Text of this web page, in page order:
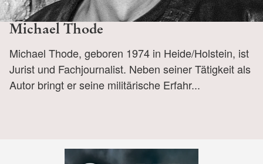
Michael Thode
Michael Thode, geboren 1974 in Heide/Holstein, ist
Jurist und Fachjournalist. Neben seiner Tätigkeit als
Autor bringt er seine militärische Erfahr...